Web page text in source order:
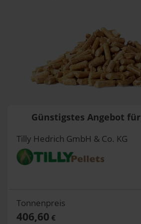
Günstigstes Angebot für
Tilly Hedrich GmbH & Co. KG
Tonnenpreis
406,60 €